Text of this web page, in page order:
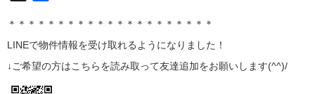
＊＊＊＊＊＊＊＊＊＊＊＊＊＊＊＊＊＊＊＊＊
LINEで物件情報を受け取れるようになりました！
↓ご希望の方はこちらを読み取って友達追加をお願いします(^^)/